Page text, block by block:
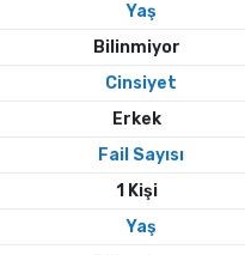
Yaş
Bilinmiyor
Cinsiyet
Erkek
Fail Sayısı
1 Kişi
Yaş